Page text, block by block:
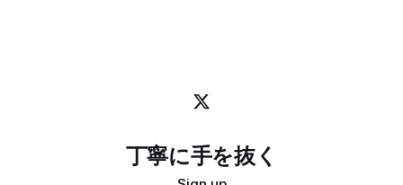
丁寧に手を抜く